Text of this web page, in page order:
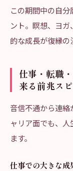
この期間中の自分
ント。瞑想、ヨ
的な成長が復縁の
仕事・転職
来る前兆ス
音信不通から連
ャリア面でも、
ます。
仕事での大きな成